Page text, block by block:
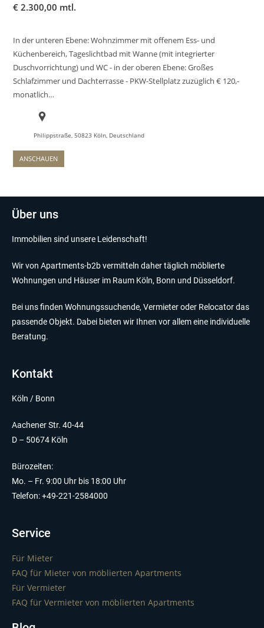
€ 2.300,00 mtl.
In der unteren Ebene: Wohnzimmer mit offenem Ess- und
Küchenbereich, Tageslichtbad mit Wanne (mit integrierter
Duschvorrichtung) und WC - in der oberen Ebene: Großes
Schlafzimmer und Dachterrasse - PKW-Stellplatz zuzüglich € 120,-
monatlich…
Philippstraße, 50823 Köln, Deutschland
ANSCHAUEN
Über uns
Immobilien sind unsere Leidenschaft!
Wir von Apartments-b2b vermitteln daher täglich möblierte
Wohnungen und Häuser im Raum Köln, Bonn und Düsseldorf.
Bei uns finden Wohnungssuchende, Vermieter oder Relocator das
passende Objekt. Dabei bieten wir Ihnen vor allem eine individuelle
Beratung.
Kontakt
Köln / Bonn
Aachener Str. 40-44
D – 50674 Köln
Bürozeiten:
Mo. – Fr. 9:00 Uhr bis 18:00 Uhr
Telefon: +49-221-2584000
Service
Für Mieter
FAQ für Mieter von möblierten Apartments
Für Vermieter
FAQ für Vermieter von möblierten Apartments